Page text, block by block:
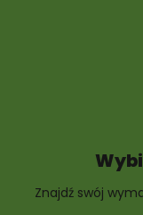
10 projektów
Znajdź swój